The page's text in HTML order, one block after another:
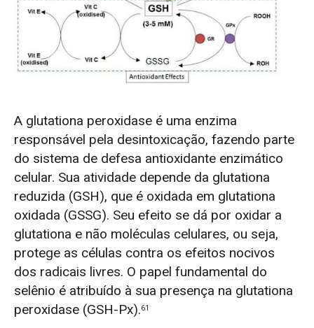
A glutationa peroxidase é uma enzima
responsável pela desintoxicação, fazendo parte
do sistema de defesa antioxidante enzimático
celular. Sua atividade depende da glutationa
reduzida (GSH), que é oxidada em glutationa
oxidada (GSSG). Seu efeito se dá por oxidar a
glutationa e não moléculas celulares, ou seja,
protege as células contra os efeitos nocivos
dos radicais livres. O papel fundamental do
selênio é atribuído à sua presença na glutationa
peroxidase (GSH-Px).61